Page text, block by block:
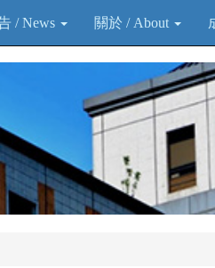
/ News 關於 / About